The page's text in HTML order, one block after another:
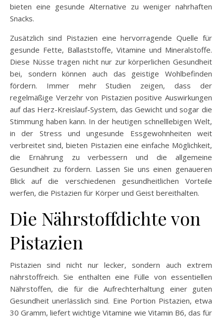
bieten eine gesunde Alternative zu weniger nahrhaften
Snacks.
Zusätzlich sind Pistazien eine hervorragende Quelle für
gesunde Fette, Ballaststoffe, Vitamine und Mineralstoffe.
Diese Nüsse tragen nicht nur zur körperlichen Gesundheit
bei, sondern können auch das geistige Wohlbefinden
fördern. Immer mehr Studien zeigen, dass der
regelmäßige Verzehr von Pistazien positive Auswirkungen
auf das Herz-Kreislauf-System, das Gewicht und sogar die
Stimmung haben kann. In der heutigen schnelllebigen Welt,
in der Stress und ungesunde Essgewohnheiten weit
verbreitet sind, bieten Pistazien eine einfache Möglichkeit,
die Ernährung zu verbessern und die allgemeine
Gesundheit zu fördern. Lassen Sie uns einen genaueren
Blick auf die verschiedenen gesundheitlichen Vorteile
werfen, die Pistazien für Körper und Geist bereithalten.
Die Nährstoffdichte von
Pistazien
Pistazien sind nicht nur lecker, sondern auch extrem
nährstoffreich. Sie enthalten eine Fülle von essentiellen
Nährstoffen, die für die Aufrechterhaltung einer guten
Gesundheit unerlässlich sind. Eine Portion Pistazien, etwa
30 Gramm, liefert wichtige Vitamine wie Vitamin B6, das für